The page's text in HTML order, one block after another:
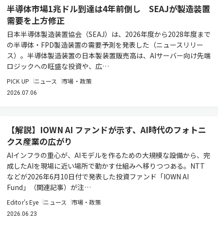
半導体市場1兆ドル到達は4年前倒し SEAJが製造装置
需要を上方修正
日本半導体製造装置協会（SEAJ）は、2026年度から2028年度まで
の半導体・FPD製造装置の需要予測を発表した（ニュースリリー
ス）。半導体製造装置の日本製装置販売高は、AIサーバー向け先端
ロジックへの旺盛な投資や、広…
PICK UP ニュース 市場・政策
2026.07.06
【解説】IOWN AI ファンドが示す、AI時代のフォトニ
クス産業の広がり
AIインフラの重心が、AIモデルを作るための大規模な設備から、完
成したAIを現場に近い場所で動かす仕組みへ移りつつある。NTT
などが2026年6月10日付で発表した投資ファンド「IOWN AI
Fund」（関連記事）が注…
Editor's Eye ニュース 市場・政策
2026.06.23